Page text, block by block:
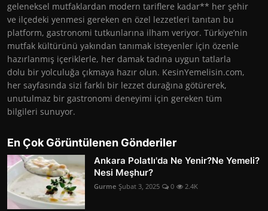
geleneksel mutfaklardan modern tariflere kadar** her şehir
ve ilçedeki yenmesi gereken en özel lezzetleri tanıtan bu
platform, gastronomi tutkunlarına ilham veriyor. Türkiye’nin
mutfak kültürünü yakından tanımak isteyenler için özenle
hazırlanmış içeriklerle, her damak tadına uygun tatlarla
dolu bir yolculuğa çıkmaya hazır olun. KesinYemelisin.com,
her sayfasında sizi farklı bir lezzet durağına götürerek,
unutulmaz bir gastronomi deneyimi için gereken tüm
bilgileri sunuyor.
En Çok Görüntülenen Gönderiler
Ankara Polatlı'da Ne Yenir?Ne Yemeli?
Nesi Meşhur?
Gurme Şubat 3, 2025 0 2.4K